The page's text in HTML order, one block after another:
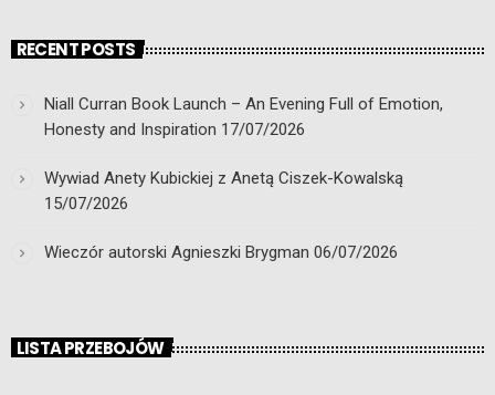
RECENT POSTS
Niall Curran Book Launch – An Evening Full of Emotion,
Honesty and Inspiration 17/07/2026
Wywiad Anety Kubickiej z Anetą Ciszek-Kowalską
15/07/2026
Wieczór autorski Agnieszki Brygman 06/07/2026
LISTA PRZEBOJÓW